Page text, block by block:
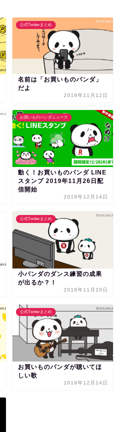
公式Twitterまとめ
名前は「お買いものパンダ」
だよ
2019年11月12日
お買いものパンダニュース
動く！お買いものパンダ LINE
スタンプ 2019年11月26日配
信開始
2019年12月14日
公式Twitterまとめ
小パンダのダンス練習の成果
が出るか？！
2019年11月20日
公式Twitterまとめ
お買いものパンダが聴いてほ
しい歌
2019年12月14日